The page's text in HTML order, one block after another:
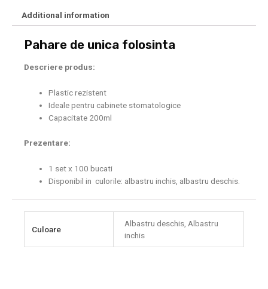
Additional information
Pahare de unica folosinta
Descriere produs:
Plastic rezistent
Ideale pentru cabinete stomatologice
Capacitate 200ml
Prezentare:
1 set x 100 bucati
Disponibil in culorile: albastru inchis, albastru deschis.
Culoare
Albastru deschis, Albastru
inchis